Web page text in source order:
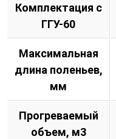
Комплектация с
ГГУ-60
Максимальная
длина поленьев,
мм
Прогреваемый
объем, м3